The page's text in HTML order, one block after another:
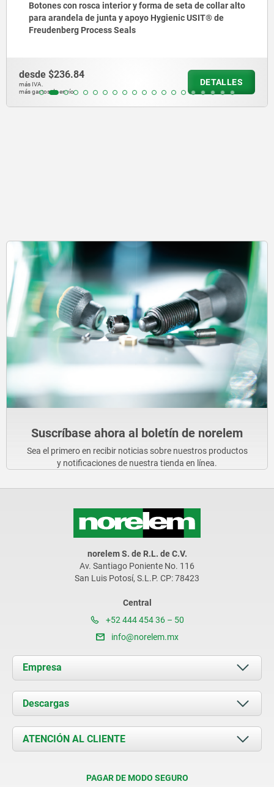
seta de collar alto
USIT® de
DETALLES
Botones esféricos termoplásticos
más gastos de envío
Suscríbase ahora al boletín de norelem
Sea el primero en recibir noticias sobre nuestros productos
y notificaciones de nuestra tienda en línea.
norelem S. de R.L. de C.V.
Av. Santiago Poniente No. 116
San Luis Potosí, S.L.P. CP: 78423
Central
+52 444 454 36 – 50
info@norelem.mx
Empresa
Acerca de nosotros
Novedades
Contacto
Descargas
Documents
ATENCIÓN AL CLIENTE
PAGAR DE MODO SEGURO